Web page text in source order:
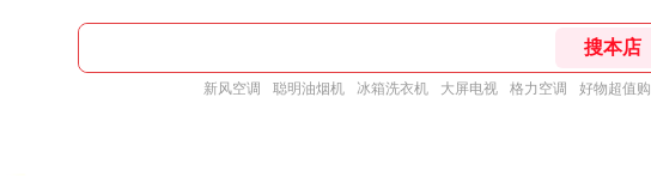
新风空调 聪明油烟机 冰箱洗衣机 大屏电视 格力空调 好物超值购